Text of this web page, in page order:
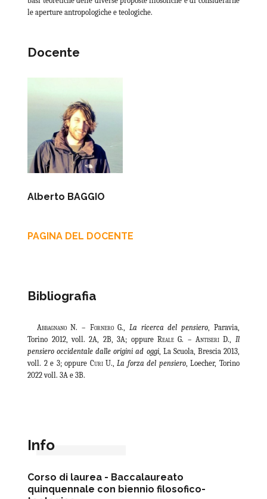
le aperture antropologiche e teologiche.
Docente
Alberto BAGGIO
PAGINA DEL DOCENTE
Bibliografia
Abbagnano N. – Fornero G., La ricerca del pensiero, Paravia,
Torino 2012, voll. 2A, 2B, 3A; oppure Reale G. – Antiseri D., Il
pensiero occidentale dalle origini ad oggi, La Scuola, Brescia 2013,
voll. 2 e 3; oppure CuriU.,La forza del pensiero, Loecher, Torino
2022voll. 3A e 3B.
Info
Corso di laurea - Baccalaureato
quinquennale con biennio filosofico-